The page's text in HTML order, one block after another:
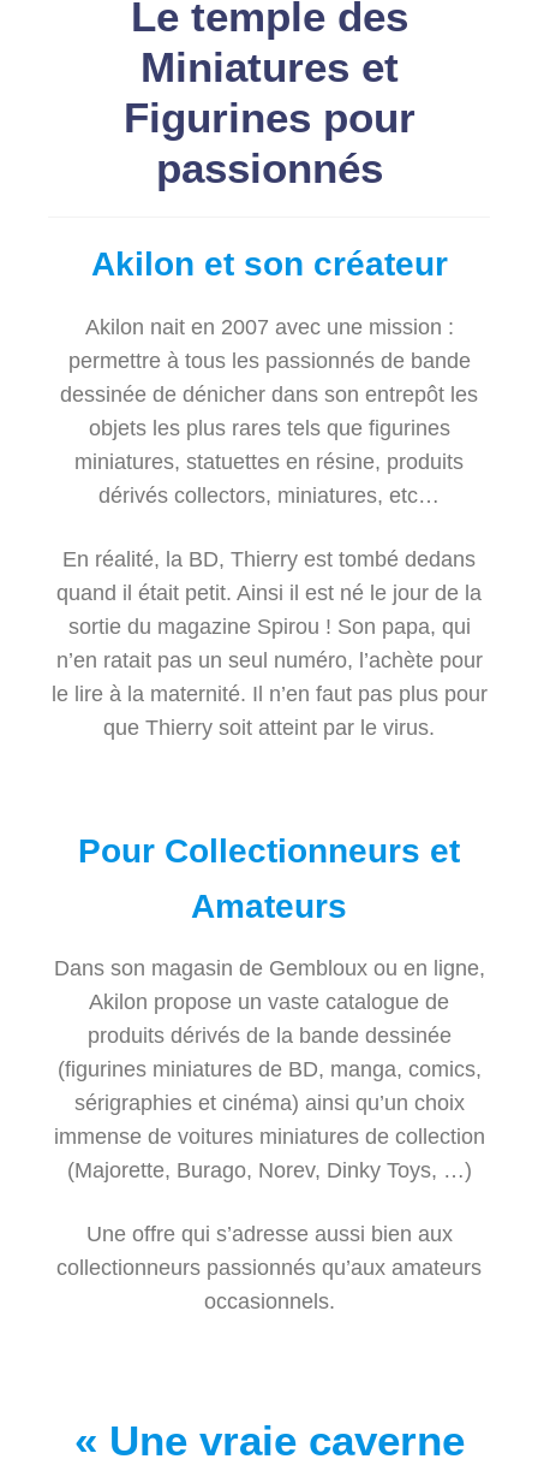
Le temple des
Miniatures et
Figurines pour
passionnés
Akilon et son créateur
Akilon nait en 2007 avec une mission :
permettre à tous les passionnés de bande
dessinée de dénicher dans son entrepôt les
objets les plus rares tels que ﬁgurines
miniatures, statuettes en résine, produits
dérivés collectors, miniatures, etc…
En réalité, la BD, Thierry est tombé dedans
quand il était petit. Ainsi il est né le jour de la
sortie du magazine Spirou ! Son papa, qui
n’en ratait pas un seul numéro, l’achète pour
le lire à la maternité. Il n’en faut pas plus pour
que Thierry soit atteint par le virus.
Pour Collectionneurs et
Amateurs
Dans son magasin de Gembloux ou en ligne,
Akilon propose un vaste catalogue de
produits dérivés de la bande dessinée
(figurines miniatures de BD, manga, comics,
sérigraphies et cinéma) ainsi qu’un choix
immense de voitures miniatures de collection
(Majorette, Burago, Norev, Dinky Toys, …)
Une offre qui s’adresse aussi bien aux
collectionneurs passionnés qu’aux amateurs
occasionnels.
« Une vraie caverne